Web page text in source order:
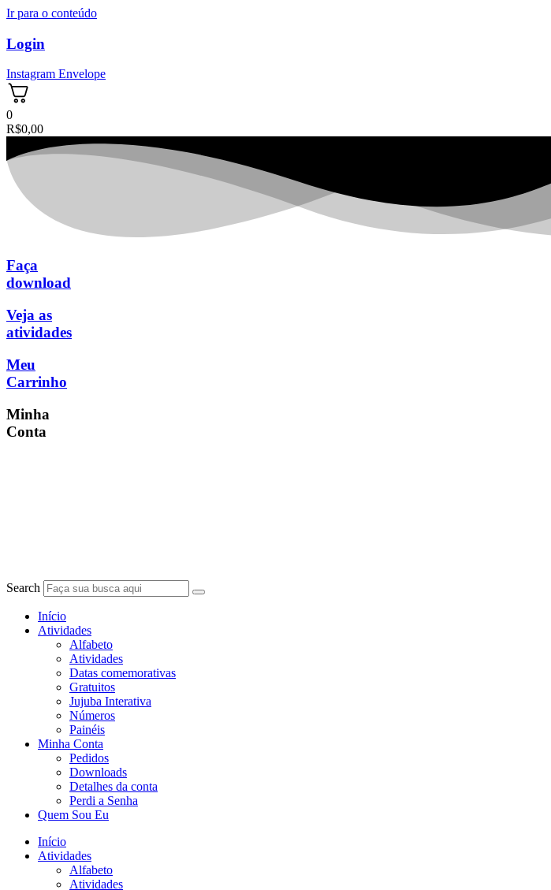
Ir para o conteúdo
Login
Instagram Envelope
0
R$0,00
Faça
download
Veja as
atividades
Meu
Carrinho
Minha
Conta
Search
Início
Atividades
Alfabeto
Atividades
Datas comemorativas
Gratuitos
Jujuba Interativa
Números
Painéis
Minha Conta
Pedidos
Downloads
Detalhes da conta
Perdi a Senha
Quem Sou Eu
Início
Atividades
Alfabeto
Atividades